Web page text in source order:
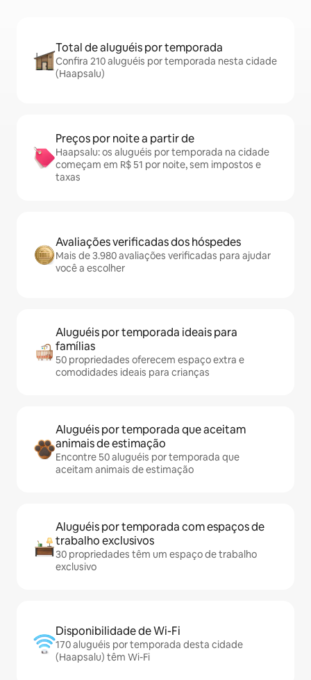
Total de aluguéis por temporada
Confira 210 aluguéis por temporada nesta cidade
(Haapsalu)
Preços por noite a partir de
Haapsalu: os aluguéis por temporada na cidade
começam em R$ 51 por noite, sem impostos e
taxas
Avaliações verificadas dos hóspedes
Mais de 3.980 avaliações verificadas para ajudar
você a escolher
Aluguéis por temporada ideais para
famílias
50 propriedades oferecem espaço extra e
comodidades ideais para crianças
Aluguéis por temporada que aceitam
animais de estimação
Encontre 50 aluguéis por temporada que
aceitam animais de estimação
Aluguéis por temporada com espaços de
trabalho exclusivos
30 propriedades têm um espaço de trabalho
exclusivo
Disponibilidade de Wi-Fi
170 aluguéis por temporada desta cidade
(Haapsalu) têm Wi-Fi